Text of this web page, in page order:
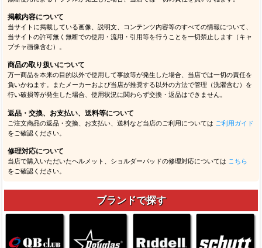
掲載内容について
当サイトに掲載している画像、説明文、コンテンツ内容等のすべての情報について、
当サイトの許可無く無断での使用・流用・引用等を行うことを一切禁止します（キャ
プチャ画像含む）。
商品の取り扱いについて
万一商品を本来の目的以外で使用して事故等が発生した場合、当店では一切の責任を
負いかねます。またメーカーおよび当店が推奨する以外の方法で管理（洗濯含む）を
行い破損等が発生した場合、使用状況に関わらず交換・返品はできません。
返品・交換、お支払い、送料等について
ご注文商品の返品・交換、お支払い、送料など当店のご利用については ご利用ガイド
をご確認ください。
修理対応について
当店で購入いただいたヘルメット、ショルダーパッドの修理対応については こちら
をご確認ください。
ブランドで探す